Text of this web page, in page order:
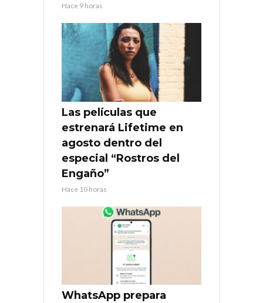
Hace 9 horas
Las películas que
estrenará Lifetime en
agosto dentro del
especial “Rostros del
Engaño”
Hace 10 horas
WhatsApp prepara